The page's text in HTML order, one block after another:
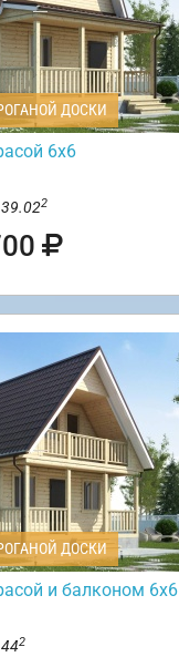
ДОСКИ
6х6
2
ДОСКИ
и балконом 6х6
2